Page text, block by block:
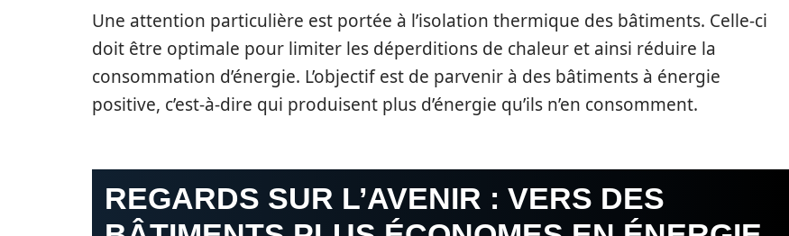
Une attention particulière est portée à l’isolation thermique des bâtiments. Celle-ci
doit être optimale pour limiter les déperditions de chaleur et ainsi réduire la
consommation d’énergie. L’objectif est de parvenir à des bâtiments à énergie
positive, c’est-à-dire qui produisent plus d’énergie qu’ils n’en consomment.
REGARDS SUR L’AVENIR : VERS DES